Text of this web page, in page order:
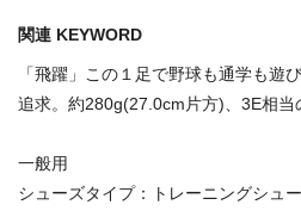
関連 KEYWORD
「飛躍」この１足で野球も通学も遊
追求。約280g(27.0cm片方)、3E相当
一般用
シューズタイプ：トレーニングシュ